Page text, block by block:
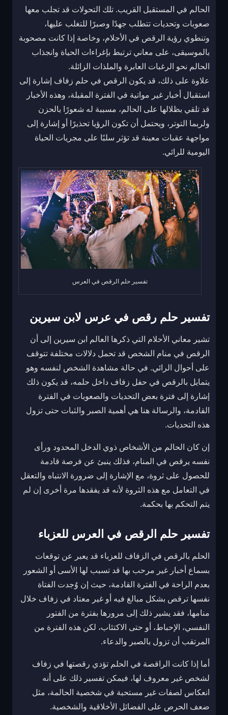
الحالم في المستقبل القريب. تلك التحولات قد تجلب معها
صعوبات وتحديات تتطلب جهدًا وصبرًا للتغلب عليها،
وتنطوي رؤية الرقص في الأحلام، وخاصة إذا كانت مصحوبة
بالموسيقى، على معاني ترتبط بإغراءات الحياة وانجذاب
الحالم نحو الرغبات العابرة والملذات الزائلة.
علاوة على ذلك، قد يكون الرقص في حلم زفاف إشارة إلى
استقبال أخبار غير مواتية في الفترة المقبلة، وهذه الأخبار
قد تلقي بظلالها على الحالم، مسببة له شعورًا بالحزن
ولربما التوتر، ويحتمل أن تكون الرؤيا تحذيرًا أو إشارة إلى
مواجهة عقبات معينة قد تؤثر سلبًا على مجريات الحياة
اليومية للرائي.
تفسير حلم الرقص في العرس
تفسير حلم رقص في عرس لابن سيرين
تشير معاني الأحلام التي ذكرها العالم ابن سيرين إلى أن
الرقص في منام الشخص قد تحمل دلالات مختلفة تتوقف
على أحوال الرائي. في حالة مشاهدة الشخص لنفسه وهو
يتمايل بالرقص في حفل زفاف داخل حلمه، قد يكون ذلك
إشارة إلى فترة بعض التحديات والصعوبات في الفترة
القادمة، والرسالة هنا هي أهمية الصبر والثبات حتى تزول
هذه التحديات.
إن كان الحالم من الأشخاص ذوي الدخل المحدود ورأى
نفسه يرقص في المنام، فذلك ينبئ عن فرصة قادمة
للحصول على ثروة، مع الإشارة إلى ضرورة الانتباه والتعقل
في التعامل مع هذه الثروة لأنه قد يفقدها مرة أخرى إن لم
يتم التحكم بها بحكمة.
تفسير حلم الرقص في العرس للعزباء
الحلم بالرقص في الزفاف للعزباء قد يعبر عن توقعات
بسماع أخبار غير مرحب بها قد تسبب لها الأسى أو الشعور
بعدم الراحة في الفترة القادمة، حيث إن وُجدت الفتاة
نفسها ترقص بشكل مبالغ فيه أو غير معتاد في زفاف خلال
منامها، فقد يشير ذلك إلى مرورها بفترة من الفتور
النفسي، الإحباط، أو حتى الاكتئاب، لكن هذه الفترة من
المرتقب أن تزول بالصبر والدعاء.
أما إذا كانت الراقصة في الحلم تؤدي رقصتها في زفاف
لشخص غير معروف لها، فيمكن تفسير ذلك على أنه
انعكاس لصفات غير مستحبة في شخصية الحالمة، مثل
ضعف الحرص على الفضائل الأخلاقية والشخصية.